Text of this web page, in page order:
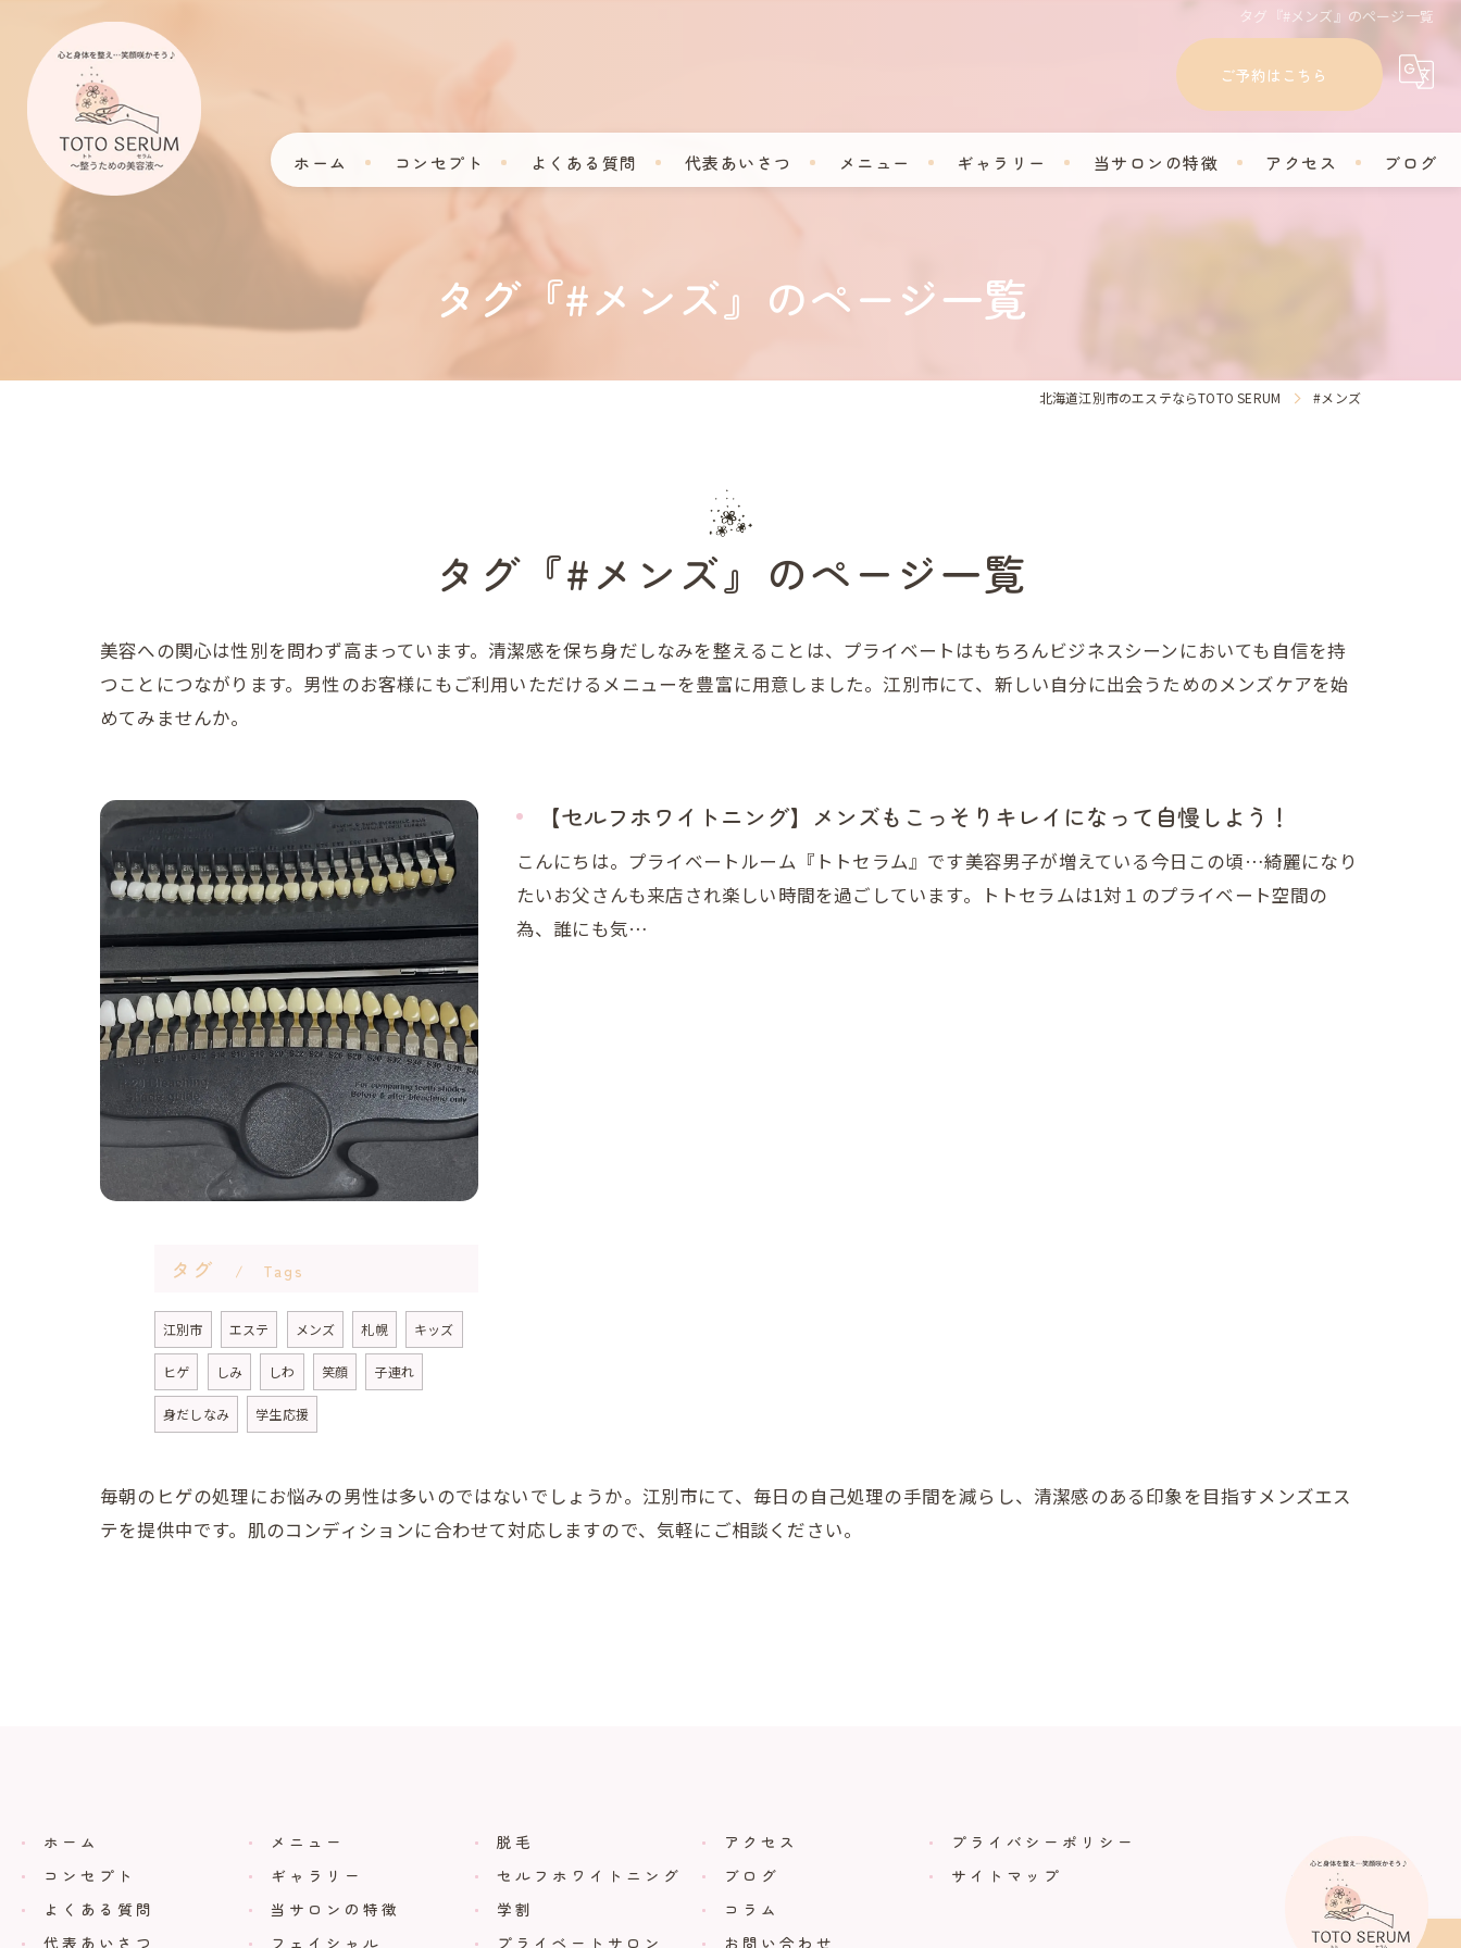
タグ『#メンズ』のページ一覧
ご予約はこちら
ホーム コンセプト よくある質問 代表あいさつ メニュー ギャラリー 当サロンの特徴
学割
アクセス ブログ
タグ『#メンズ』のページ一覧
北海道江別市のエステならTOTO SERUM #メンズ
タグ『#メンズ』のページ一覧
美容への関心は性別を問わず高まっています。清潔感を保ち身だしなみを整えることは、プライベートはもちろんビジネスシーンにおいても自信を持
つことにつながります。男性のお客様にもご利用いただけるメニューを豊富に用意しました。江別市にて、新しい自分に出会うためのメンズケアを始
めてみませんか。
【セルフホワイトニング】メンズもこっそりキレイになって自慢しよう！
こんにちは。プライベートルーム『トトセラム』です美容男子が増えている今日この頃…綺麗になり
たいお父さんも来店され楽しい時間を過ごしています。トトセラムは1対１のプライベート空間の
為、誰にも気…
タグ Tags
江別市 エステ メンズ 札幌 キッズ
ヒゲ しみ しわ 笑顔 子連れ
身だしなみ 学生応援
毎朝のヒゲの処理にお悩みの男性は多いのではないでしょうか。江別市にて、毎日の自己処理の手間を減らし、清潔感のある印象を目指すメンズエス
テを提供中です。肌のコンディションに合わせて対応しますので、気軽にご相談ください。
ホーム
コンセプト
よくある質問
代表あいさつ
メニュー
ギャラリー
当サロンの特徴
フェイシャル
脱毛
セルフホワイトニング
学割
プライベートサロン
アクセス
ブログ
コラム
お問い合わせ
プライバシーポリシー
サイトマップ